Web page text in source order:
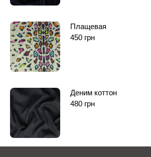
Плащевая
450 грн
Деним коттон
480 грн